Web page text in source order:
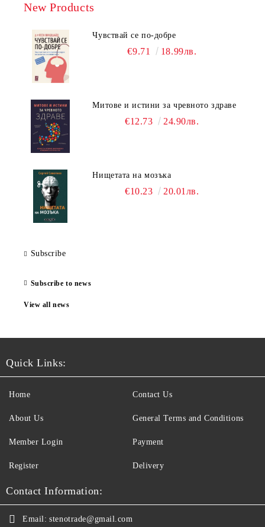
New Products
Чувствай се по-добре
€9.71 18.99лв.
Митове и истини за чревното здраве
€12.73 24.90лв.
Нищетата на мозъка
€10.23 20.01лв.
Subscribe
Subscribe to news
View all news
Quick Links:
Home
About Us
Member Login
Register
Contact Us
General Terms and Conditions
Payment
Delivery
Contact Information:
Email: stenotrade@gmail.com